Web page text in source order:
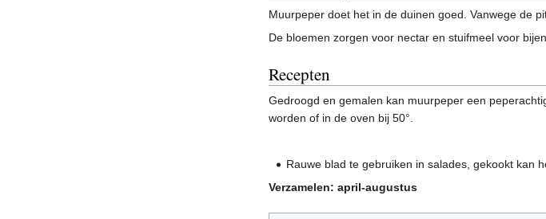
Muurpeper doet het in de duinen goed. Vanwege de
De bloemen zorgen voor nectar en stuifmeel voor
Recepten
Gedroogd en gemalen kan muurpeper een
worden of in de oven bij 50°.
Rauwe blad te gebruiken in salades, gekookt kan
Verzamelen: april-augustus